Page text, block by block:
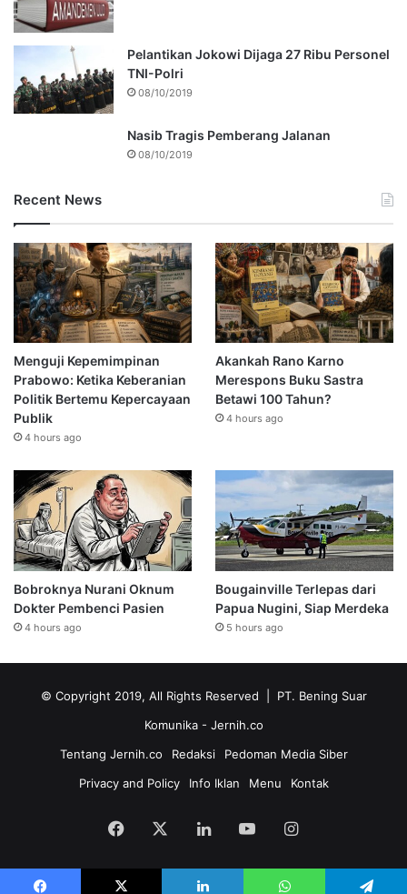
Pelantikan Jokowi Dijaga 27 Ribu Personel
TNI-Polri
08/10/2019
Nasib Tragis Pemberang Jalanan
08/10/2019
Recent News
Menguji Kepemimpinan
Prabowo: Ketika Keberanian
Politik Bertemu Kepercayaan
Publik
4 hours ago
Akankah Rano Karno
Merespons Buku Sastra
Betawi 100 Tahun?
4 hours ago
Bobroknya Nurani Oknum
Dokter Pembenci Pasien
4 hours ago
Bougainville Terlepas dari
Papua Nugini, Siap Merdeka
5 hours ago
© Copyright 2019, All Rights Reserved | PT. Bening Suar
Komunika - Jernih.co
Tentang Jernih.co
Redaksi
Pedoman Media Siber
Privacy and Policy
Info Iklan Menu Kontak
Facebook LinkedInYouTubeInstagram